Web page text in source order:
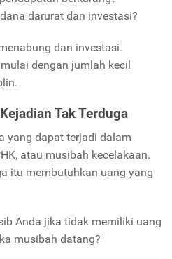
darurat dan investasi?
dan investasi.
dengan jumlah kecil
Tak Terduga
yang dapat terjadi dalam
atau musibah kecelakaan.
itu membutuhkan uang yang
Anda jika tidak memiliki uang
musibah datang?